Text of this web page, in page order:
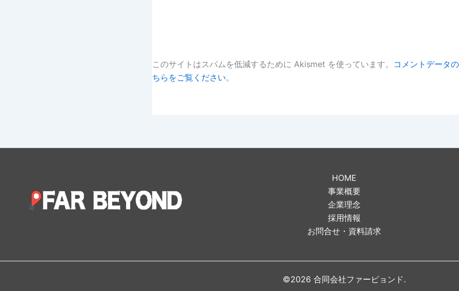
このサイトはスパムを低減するために Akismet を使っています。 コメントデータ
ちらをご覧ください。
HOME
事業概要
企業理念
採用情報
お問合せ・資料請求
©2026 合同会社ファーピョンド.